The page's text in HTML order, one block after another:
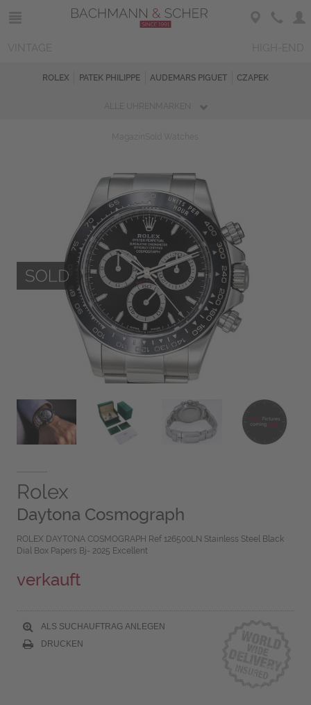
ROLEX PATEK PHILIPPE AUDEMARS PIGUET CZAPEK
Rolex
Daytona Cosmograph
ROLEX DAYTONA COSMOGRAPH Ref 126500LN Stainless Steel Black
Dial Box Papers Bj- 2025 Excellent
verkauft
ALS SUCHAUFTRAG ANLEGEN
DRUCKEN